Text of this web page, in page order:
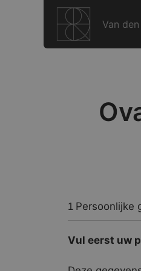
Van
1 Persoonlijke
Vul eerst uw